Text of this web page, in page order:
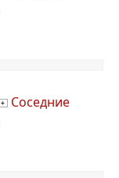
+ Соседние